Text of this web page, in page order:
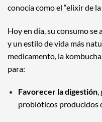
conocía como el “elixir de
Hoy en día, su consumo se
y un estilo de vida más
medicamento, la
para:
Favorecer la digestión,
probióticos producidos